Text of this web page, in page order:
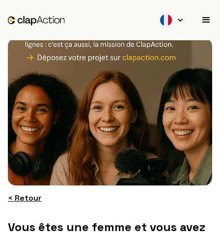
< Retour
Vous êtes une femme et vous avez